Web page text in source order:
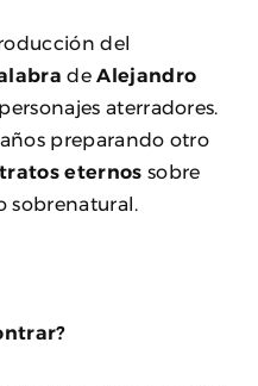
del
de Alejandro
aterradores.
preparando otro
eternos sobre
sobrenatural.